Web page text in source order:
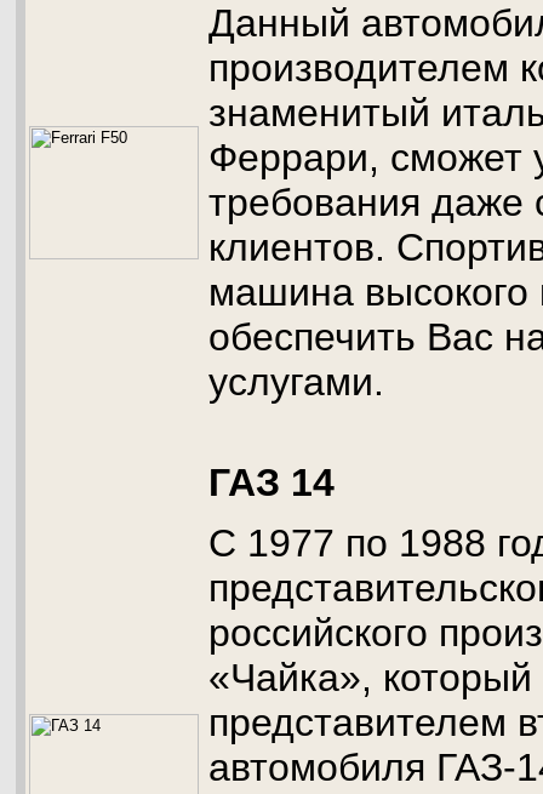
Данный
производителем
знаменитый
Феррари, сможет
требования даже
клиентов.
машина высокого
обеспечить Вас
услугами.
ГАЗ 14
С 1977 по 1988
российского
«Чайка», который
представителем
автомобиля ГАЗ-